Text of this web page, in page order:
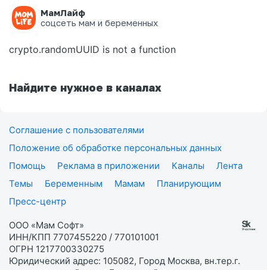
МамЛайф
соцсеть мам и беременных
Ошибка на странице
crypto.randomUUID is not a function
Найдите нужное в каналах
Соглашение с пользователями
Положение об обработке персональных данных
Помощь
Реклама в приложении Каналы
Лента
Темы
Беременным Мамам
Планирующим
Пресс-центр
ООО «Мам Софт»
ИНН/КПП 7707455220 / 770101001
ОГРН 1217700330275
Юридический адрес: 105082, Город Москва, вн.тер.г.